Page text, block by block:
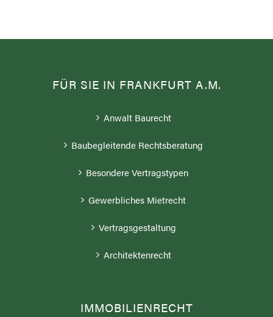
FÜR SIE IN FRANKFURT A.M.
Anwalt Baurecht
Baubegleitende Rechtsberatung
Besondere Vertragstypen
Gewerbliches Mietrecht
Vertragsgestaltung
Architektenrecht
IMMOBILIENRECHT